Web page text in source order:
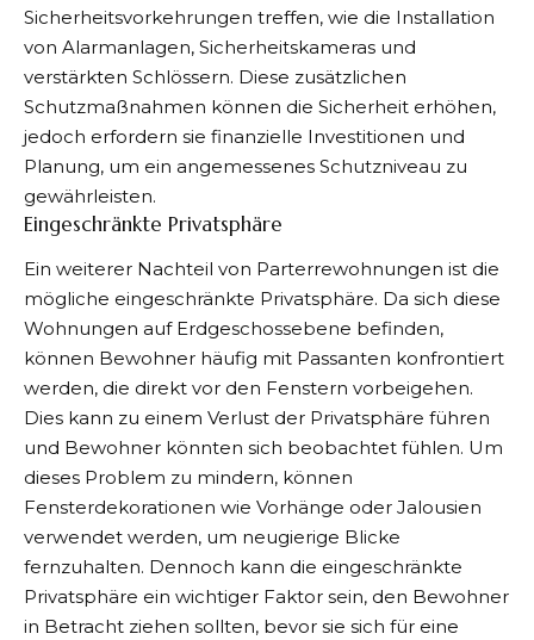
Sicherheitsvorkehrungen treffen, wie die Installation
von Alarmanlagen, Sicherheitskameras und
verstärkten Schlössern. Diese zusätzlichen
Schutzmaßnahmen können die Sicherheit erhöhen,
jedoch erfordern sie finanzielle Investitionen und
Planung, um ein angemessenes Schutzniveau zu
gewährleisten.
Eingeschränkte Privatsphäre
Ein weiterer Nachteil von Parterrewohnungen ist die
mögliche eingeschränkte Privatsphäre. Da sich diese
Wohnungen auf Erdgeschossebene befinden,
können Bewohner häufig mit Passanten konfrontiert
werden, die direkt vor den Fenstern vorbeigehen.
Dies kann zu einem Verlust der Privatsphäre führen
und Bewohner könnten sich beobachtet fühlen. Um
dieses Problem zu mindern, können
Fensterdekorationen wie Vorhänge oder Jalousien
verwendet werden, um neugierige Blicke
fernzuhalten. Dennoch kann die eingeschränkte
Privatsphäre ein wichtiger Faktor sein, den Bewohner
in Betracht ziehen sollten, bevor sie sich für eine